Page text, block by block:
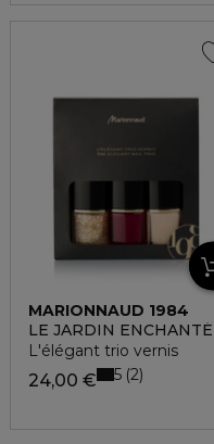
MARIONNAUD 1984
LE JARDIN ENCHANTÉ
L'élégant trio vernis
24,00 € 5 2